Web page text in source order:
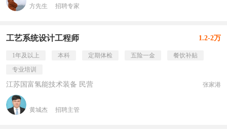
方先生 招聘专家
工艺系统设计工程师 1.2-2万
1年及以上 本科 定期体检 五险一金
餐饮补贴
专业培训
江苏国富氢能技术装备 民营 张家港
黄城杰 招聘主管